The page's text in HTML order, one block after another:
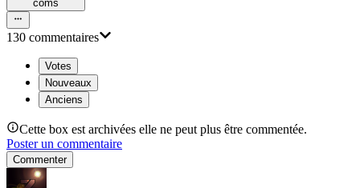
coms
130 commentaires
Votes
Nouveaux
Anciens
Cette box est archivées elle ne peut plus être commentée.
Poster un commentaire
Commenter